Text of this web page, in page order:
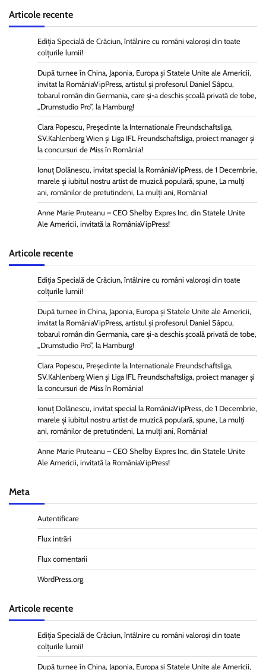
Articole recente
Ediția Specială de Crăciun, întâlnire cu români valoroși din toate
colțurile lumii!
După turnee în China, Japonia, Europa și Statele Unite ale Americii,
invitat la RomâniaVipPress, artistul și profesorul Daniel Sâpcu,
tobarul român din Germania, care și-a deschis școală privată de tobe,
„Drumstudio Pro”, la Hamburg!
Clara Popescu, Președinte la Internationale Freundschaftsliga,
SV.Kahlenberg Wien şi Liga IFL Freundschaftsliga, proiect manager și
la concursuri de Miss în România!
Ionuț Dolănescu, invitat special la RomâniaVipPress, de 1 Decembrie,
marele și iubitul nostru artist de muzică populară, spune, La mulți
ani, românilor de pretutindeni, La mulți ani, România!
Anne Marie Pruteanu – CEO Shelby Expres Inc, din Statele Unite
Ale Americii, invitată la RomâniaVipPress!
Articole recente
Ediția Specială de Crăciun, întâlnire cu români valoroși din toate
colțurile lumii!
După turnee în China, Japonia, Europa și Statele Unite ale Americii,
invitat la RomâniaVipPress, artistul și profesorul Daniel Sâpcu,
tobarul român din Germania, care și-a deschis școală privată de tobe,
„Drumstudio Pro”, la Hamburg!
Clara Popescu, Președinte la Internationale Freundschaftsliga,
SV.Kahlenberg Wien şi Liga IFL Freundschaftsliga, proiect manager și
la concursuri de Miss în România!
Ionuț Dolănescu, invitat special la RomâniaVipPress, de 1 Decembrie,
marele și iubitul nostru artist de muzică populară, spune, La mulți
ani, românilor de pretutindeni, La mulți ani, România!
Anne Marie Pruteanu – CEO Shelby Expres Inc, din Statele Unite
Ale Americii, invitată la RomâniaVipPress!
Meta
Autentificare
Flux intrări
Flux comentarii
WordPress.org
Articole recente
Ediția Specială de Crăciun, întâlnire cu români valoroși din toate
colțurile lumii!
După turnee în China, Japonia, Europa și Statele Unite ale Americii,